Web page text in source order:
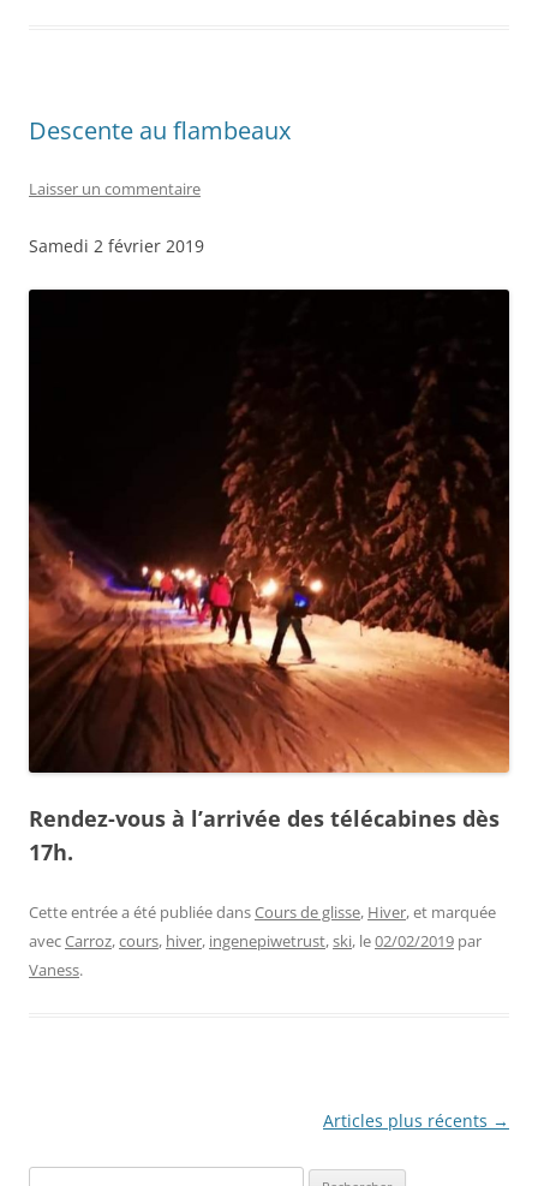
Descente au flambeaux
Laisser un commentaire
Samedi 2 février 2019
Rendez-vous à l’arrivée des télécabines dès
17h.
Cette entrée a été publiée dansCours de glisse, Hiver, et marquée
avecCarroz,cours, hiver, ingenepiwetrust,ski, le02/02/2019 par
Vaness.
Articles plus récents →